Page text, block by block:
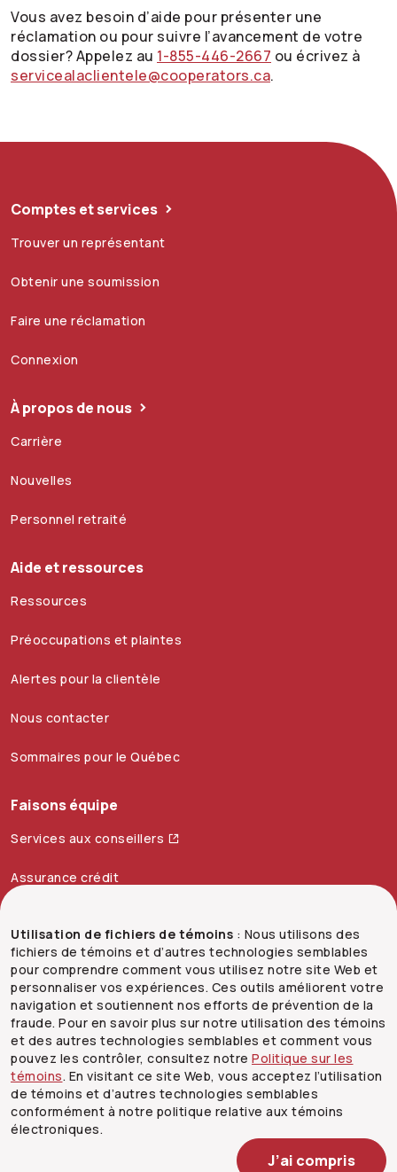
Vous avez besoin d’aide pour présenter une
réclamation ou pour suivre l’avancement de votre
dossier? Appelez au 1-855-446-2667 ou écrivez à
servicealaclientele@cooperators.ca.
Utilisation de fichiers de témoins : Nous utilisons des
fichiers de témoins et d’autres technologies semblables
pour comprendre comment vous utilisez notre site Web et
personnaliser vos expériences. Ces outils améliorent votre
navigation et soutiennent nos efforts de prévention de la
fraude. Pour en savoir plus sur notre utilisation des témoins
et des autres technologies semblables et comment vous
pouvez les contrôler, consultez notre Politique sur les
témoins. En visitant ce site Web, vous acceptez l’utilisation
de témoins et d’autres technologies semblables
conformément à notre politique relative aux témoins
électroniques.
J’ai compris
Comptes et services
Trouver un représentant
Obtenir une soumission
Faire une réclamation
Connexion
À propos de nous
Carrière
Nouvelles
Personnel retraité
Aide et ressources
Ressources
Préoccupations et plaintes
Alertes pour la clientèle
Nous contacter
Sommaires pour le Québec
Faisons équipe
Services aux conseillers
Assurance crédit
Accessibilité
Mentions juridiques
Sécurité et confidentialité
Plan du site